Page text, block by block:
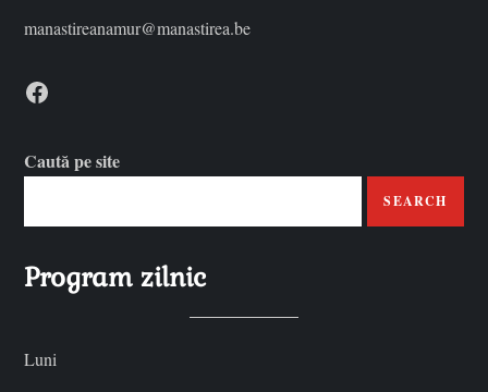
a
i
c
o
manastireanamur@manastirea.be
Caută pe site
SEARCH
Program zilnic
Luni